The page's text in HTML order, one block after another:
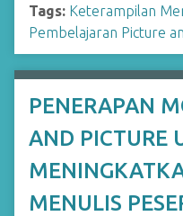
Tags: Keterampilan
Pembelajaran Picture
PENERAPAN
AND PICTURE
MENULIS